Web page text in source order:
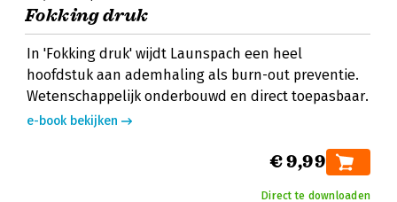
Fokking druk
In 'Fokking druk' wijdt Launspach een heel
hoofdstuk aan ademhaling als burn-out preventie.
Wetenschappelijk onderbouwd en direct toepasbaar.
e-book bekijken
€ 9,99
Direct te downloaden